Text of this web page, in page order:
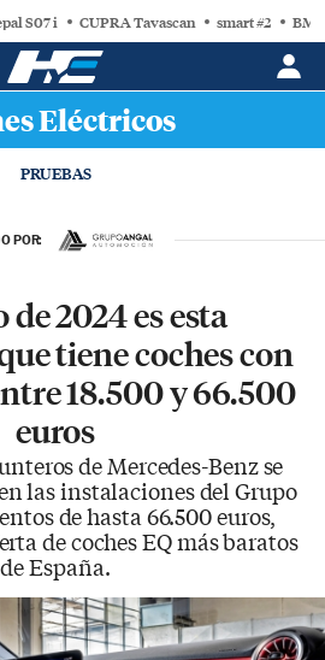
S07 i CUPRA Tavascan smart #2
Eléctricos
PRUEBAS
POR:
2024 es esta
tiene coches con
18.500 y 66.500
euros
de Mercedes-Benz se
las instalaciones del Grupo
de hasta 66.500 euros,
de coches EQ más baratos
de España.